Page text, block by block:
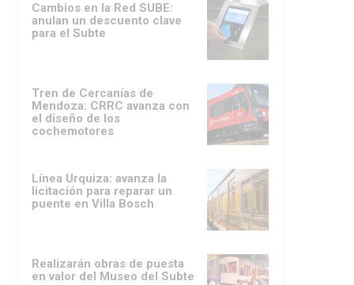
Cambios en la Red SUBE:
anulan un descuento clave
para el Subte
Tren de Cercanías de
Mendoza: CRRC avanza con
el diseño de los
cochemotores
Línea Urquiza: avanza la
licitación para reparar un
puente en Villa Bosch
Realizarán obras de puesta
en valor del Museo del Subte